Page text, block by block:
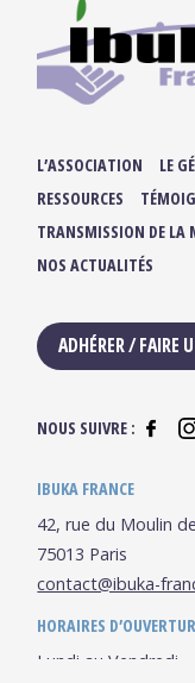
L’ASSOCIATION LE
RESSOURCES
TRANSMISSION DE LA
NOS ACTUALITÉS
ADHÉRER / FAIRE
NOUS SUIVRE :
IBUKA FRANCE
42, rue du Moulin
75013 Paris
contact@ibuka-
HORAIRES
Lundi au Vendredi